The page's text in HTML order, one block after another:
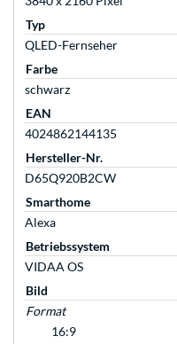
Typ
QLED-Fernseher
Farbe
schwarz
EAN
4024862144135
Hersteller-Nr.
D65Q920B2CW
Smarthome
Alexa
Betriebssystem
VIDAA OS
Bild
Format
16:9